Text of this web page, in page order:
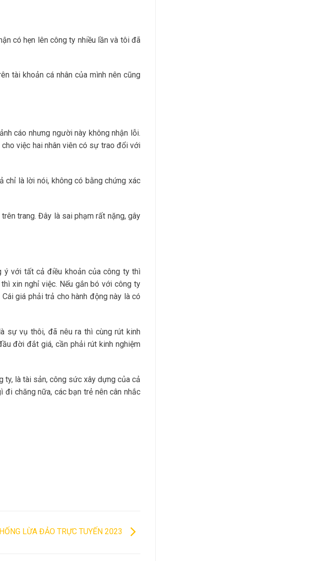
có hẹn lên công ty nhiều lần và tôi đã
tài khoản cá nhân của mình nên cũng
cáo nhưng người này không nhận lỗi.
việc hai nhân viên có sự trao đổi với
chỉ là lời nói, không có bằng chứng xác
trang. Đây là sai phạm rất nặng, gây
ý với tất cả điều khoản của công ty thì
xin nghỉ việc. Nếu gắn bó với công ty
giá phải trả cho hành động này là có
sự vụ thôi, đã nêu ra thì cùng rút kinh
đời đắt giá, cần phải rút kinh nghiệm
ty, là tài sản, công sức xây dựng của cả
chăng nữa, các bạn trẻ nên cân nhắc
LỪA ĐẢO TRỰC TUYẾN 2023